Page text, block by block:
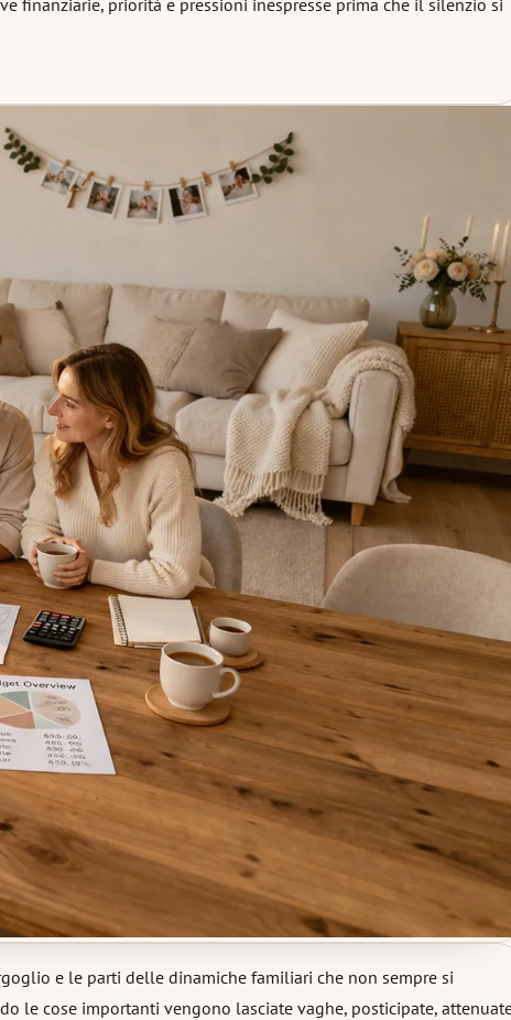
e le parti delle dinamiche familiari che non sempre si
le cose importanti vengono lasciate vaghe, posticipate,